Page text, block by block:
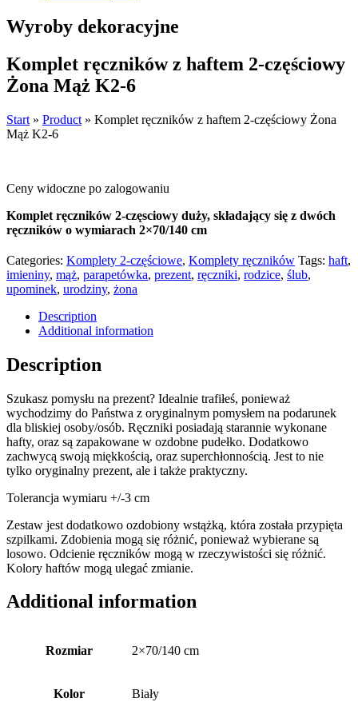
Wyroby dekoracyjne
Komplet ręczników z haftem 2-częściowy
Żona Mąż K2-6
Start » Product » Komplet ręczników z haftem 2-częściowy Żona
Mąż K2-6
Ceny widoczne po zalogowaniu
Komplet ręczników 2-częsciowy duży, składający się z dwóch
ręczników o wymiarach 2×70/140 cm
Categories: Komplety 2-częściowe, Komplety ręczników Tags: haft,
imieniny, mąż, parapetówka, prezent, ręczniki, rodzice, ślub,
upominek, urodziny, żona
Description
Additional information
Description
Szukasz pomysłu na prezent? Idealnie trafiłeś, ponieważ
wychodzimy do Państwa z oryginalnym pomysłem na podarunek
dla bliskiej osoby/osób. Ręczniki posiadają starannie wykonane
hafty, oraz są zapakowane w ozdobne pudełko. Dodatkowo
zachwycą swoją miękkością, oraz superchłonnością. Jest to nie
tylko oryginalny prezent, ale i także praktyczny.
Tolerancja wymiaru +/-3 cm
Zestaw jest dodatkowo ozdobiony wstążką, która została przypięta
szpilkami. Zdobienia mogą się różnić, ponieważ wybierane są
losowo. Odcienie ręczników mogą w rzeczywistości się różnić.
Kolory haftów mogą ulegać zmianie.
Additional information
Rozmiar 2×70/140 cm
Kolor Biały